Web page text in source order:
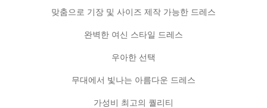
맞춤으로 기장 및 사이즈 제작 가능한 드레스
완벽한 여신 스타일 드레스
우아한 선택
무대에서 빛나는 아름다운 드레스
가성비 최고의 퀄리티